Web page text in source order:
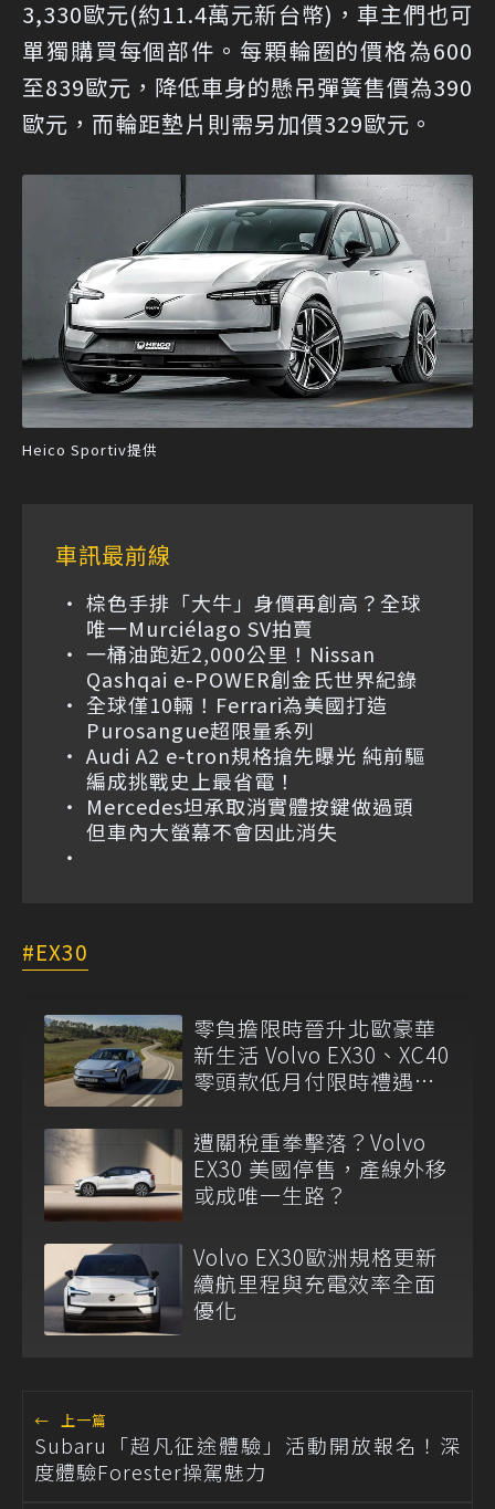
3,330歐元(約11.4萬元新台幣)，車主們也可
單獨購買每個部件。每顆輪圈的價格為600
至839歐元，降低車身的懸吊彈簧售價為390
歐元，而輪距墊片則需另加價329歐元。
Heico Sportiv提供
車訊最前線
棕色手排「大牛」身價再創高？全球
唯一Murciélago SV拍賣
一桶油跑近2,000公里！Nissan
Qashqai e-POWER創金氏世界紀錄
全球僅10輛！Ferrari為美國打造
Purosangue超限量系列
Audi A2 e-tron規格搶先曝光 純前驅
編成挑戰史上最省電！
Mercedes坦承取消實體按鍵做過頭
但車內大螢幕不會因此消失
EX30
零負擔限時晉升北歐豪華
新生活 Volvo EX30、XC40
零頭款低月付限時禮遇登
遭關稅重拳擊落？Volvo
EX30 美國停售，產線外移
或成唯一生路？
Volvo EX30歐洲規格更新
續航里程與充電效率全面
優化
← 上一篇
Subaru「超凡征途體驗」活動開放報名！深
度體驗Forester操駕魅力